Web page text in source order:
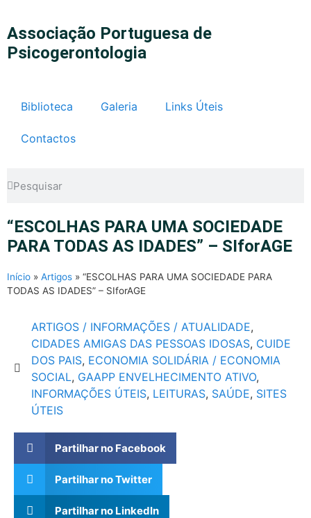
Associação Portuguesa de
Psicogerontologia
Biblioteca Galeria Links Úteis
Contactos
“ESCOLHAS PARA UMA SOCIEDADE
PARA TODAS AS IDADES” – SIforAGE
Início » Artigos » “ESCOLHAS PARA UMA SOCIEDADE PARA
TODAS AS IDADES” – SIforAGE
ARTIGOS / INFORMAÇÕES / ATUALIDADE,
CIDADES AMIGAS DAS PESSOAS IDOSAS, CUIDE
DOS PAIS, ECONOMIA SOLIDÁRIA / ECONOMIA
SOCIAL, GAAPP ENVELHECIMENTO ATIVO,
INFORMAÇÕES ÚTEIS, LEITURAS, SAÚDE, SITES
ÚTEIS
Partilhar no Facebook
Partilhar no Twitter
Partilhar no LinkedIn